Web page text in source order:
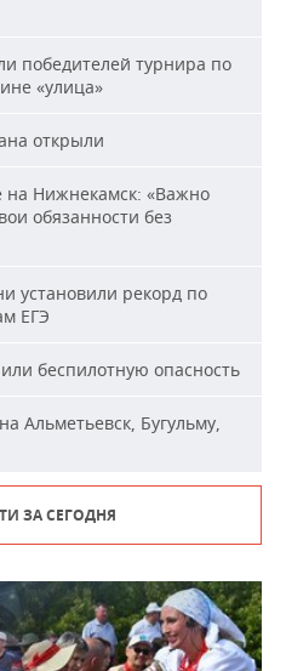
победителей турнира по
«улица»
открыли
Нижнекамск: «Важно
обязанности без
установили рекорд по
ЕГЭ
беспилотную опасность
Альметьевск, Бугульму,
ЗА СЕГОДНЯ